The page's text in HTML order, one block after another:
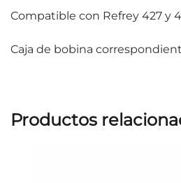
Compatible con Refrey 427 y
Caja de bobina
Productos